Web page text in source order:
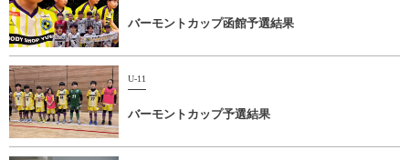
バーモントカップ函館予選結果
U-11
バーモントカップ予選結果